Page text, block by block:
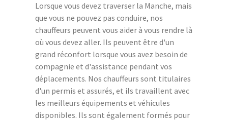
Lorsque vous devez traverser la Manche, mais
que vous ne pouvez pas conduire, nos
chauffeurs peuvent vous aider à vous rendre là
où vous devez aller. Ils peuvent être d'un
grand réconfort lorsque vous avez besoin de
compagnie et d'assistance pendant vos
déplacements. Nos chauffeurs sont titulaires
d'un permis et assurés, et ils travaillent avec
les meilleurs équipements et véhicules
disponibles. Ils sont également formés pour